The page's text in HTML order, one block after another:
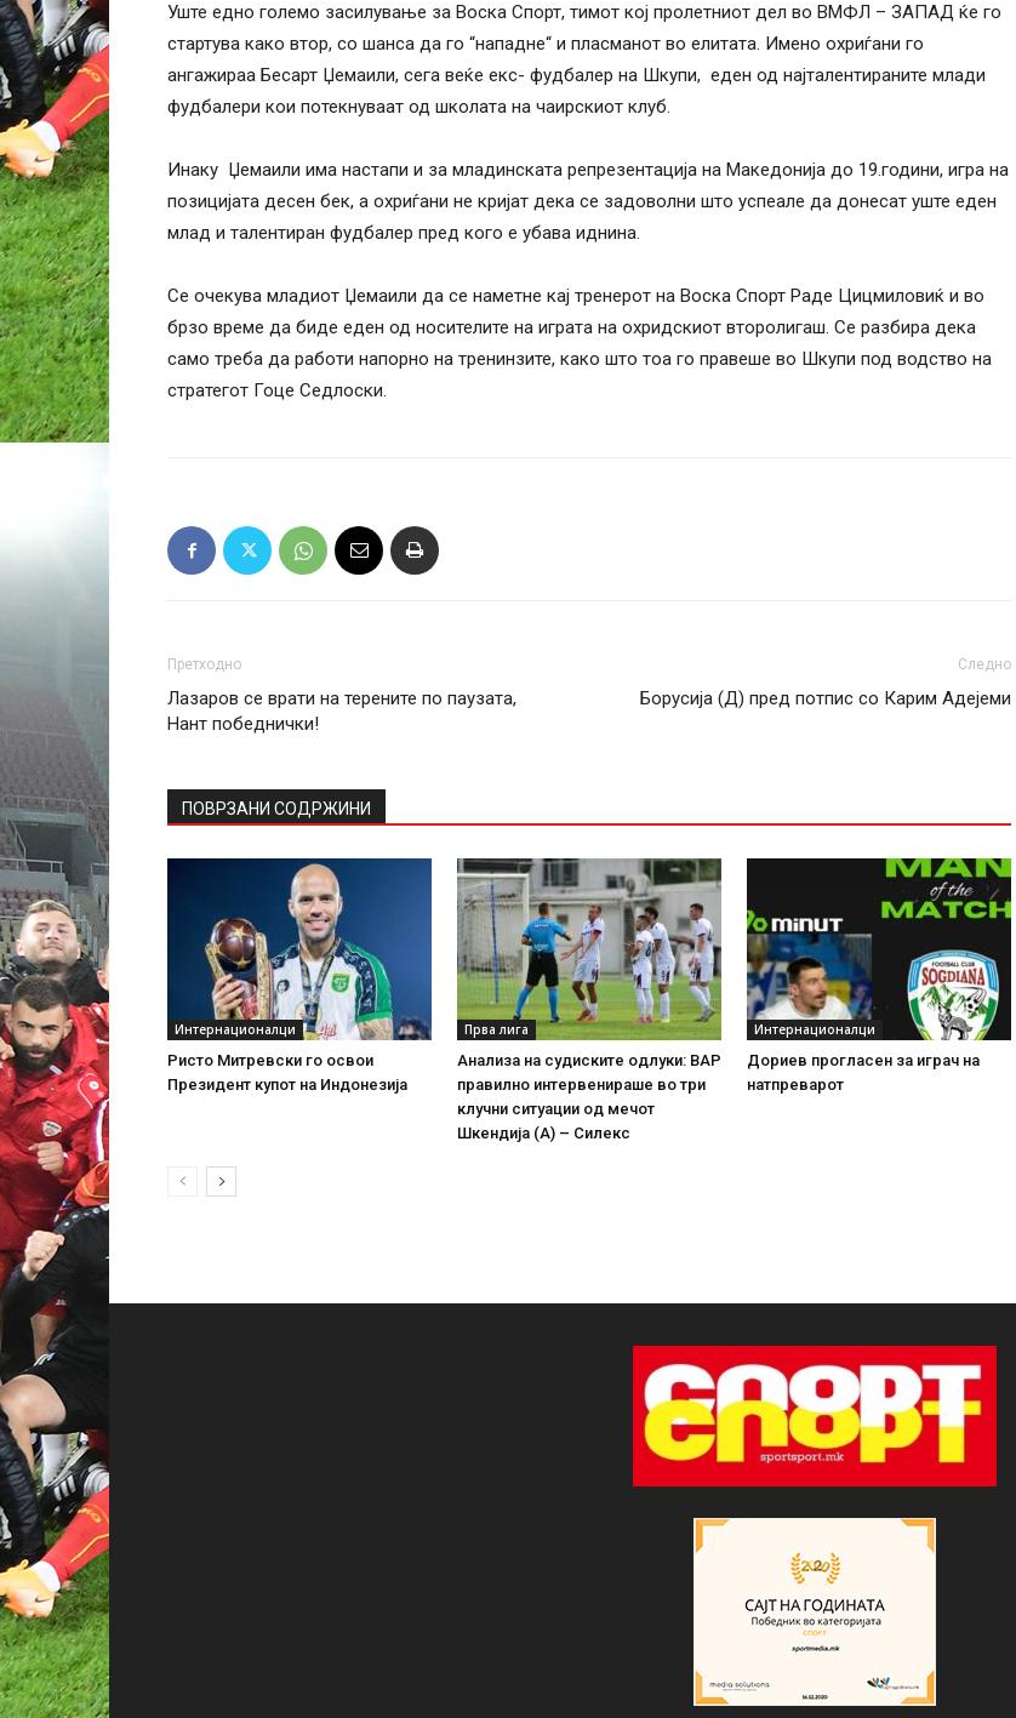
Уште едно големо засилување за Воска Спорт, тимот кој пролетниот дел во ВМФЛ – ЗАПАД ќе го
стартува како втор, со шанса да го “нападне“ и пласманот во елитата. Имено охриѓани го
ангажираа Бесарт Џемаили, сега веќе екс- фудбалер на Шкупи, еден од најталентираните млади
фудбалери кои потекнуваат од школата на чаирскиот клуб.
Инаку Џемаили има настапи и за младинската репрезентација на Македонија до 19.години, игра на
позицијата десен бек, а охриѓани не кријат дека се задоволни што успеале да донесат уште еден
млад и талентиран фудбалер пред кого е убава иднина.
Се очекува младиот Џемаили да се наметне кај тренерот на Воска Спорт Раде Цицмиловиќ и во
брзо време да биде еден од носителите на играта на охридскиот второлигаш. Се разбира дека
само треба да работи напорно на тренинзите, како што тоа го правеше во Шкупи под водство на
стратегот Гоце Седлоски.
Претходно
Лазаров се врати на терените по паузата,
Нант победнички!
Следно
Борусија (Д) пред потпис со Карим Адејеми
ПОВРЗАНИ СОДРЖИНИ
Интернационалци
Ристо Митревски го освои
Президент купот на Индонезија
Прва лига
Анализа на судиските одлуки: ВАР
правилно интервенираше во три
клучни ситуации од мечот
Шкендија (А) – Силекс
Интернационалци
Дориев прогласен за играч на
натпреварот